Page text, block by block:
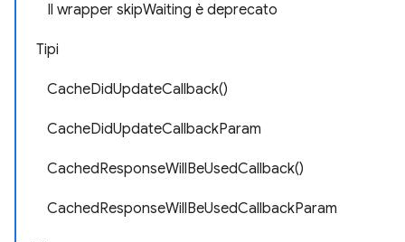
Il wrapper skipWaiting è deprecato
Tipi
CacheDidUpdateCallback()
CacheDidUpdateCallbackParam
CachedResponseWillBeUsedCallback()
CachedResponseWillBeUsedCallbackParam